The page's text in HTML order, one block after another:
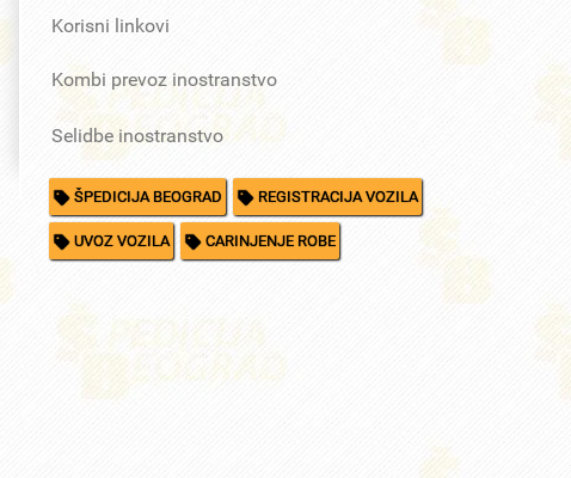
Korisni linkovi
Kombi prevoz inostranstvo
Selidbe inostranstvo
ŠPEDICIJA BEOGRAD REGISTRACIJA VOZILA
UVOZ VOZILA CARINJENJE ROBE